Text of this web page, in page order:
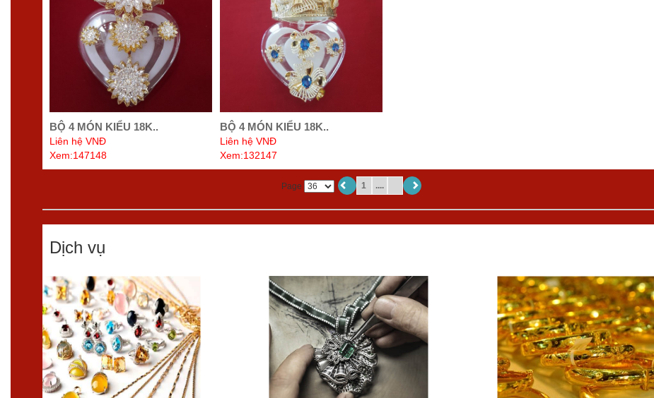
BỘ 4 MÓN KIỂU 18K..
Liên hệ VNĐ
Xem:147148
BỘ 4 MÓN KIỂU 18K..
Liên hệ VNĐ
Xem:132147
Page 1 ....
Dịch vụ